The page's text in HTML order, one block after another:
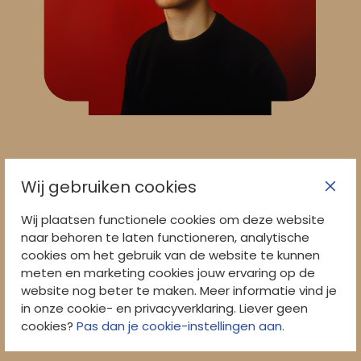
Graaf Engelbrecht II
Vorige
afbeelding
Volgende
afbeelding
Wij gebruiken cookies
Wij plaatsen functionele cookies om deze website
naar behoren te laten functioneren, analytische
cookies om het gebruik van de website te kunnen
meten en marketing cookies jouw ervaring op de
website nog beter te maken. Meer informatie vind je
in onze cookie- en privacyverklaring. Liever geen
cookies? Pas dan je cookie-instellingen aan.